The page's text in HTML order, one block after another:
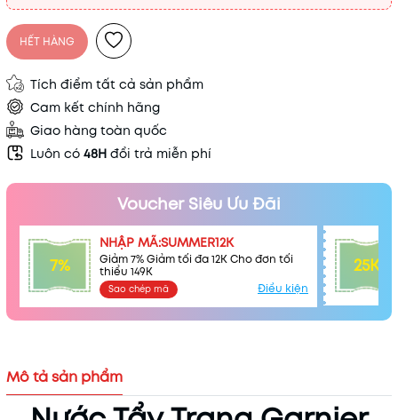
HẾT HÀNG
Tích điểm tất cả sản phẩm
Cam kết chính hãng
Giao hàng toàn quốc
Luôn có 48H đổi trả miễn phí
Voucher Siêu Ưu Đãi
7%
NHẬP MÃ:SUMMER12K
Giảm 7% Giảm tối đa 12K Cho đơn tối
thiểu 149K
Sao chép mã Điều kiện
25K
Điều kiện:
Mô tả sản phẩm